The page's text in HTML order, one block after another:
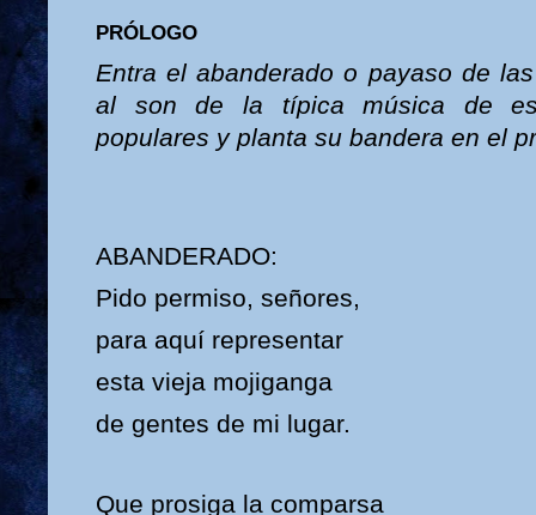
PRÓLOGO
Entra el abanderado o payaso de
al son de la típica música de
populares y planta su bandera en el
ABANDERADO:
Pido permiso, señores,
para aquí representar
esta vieja mojiganga
de gentes de mi lugar.
Que prosiga la comparsa